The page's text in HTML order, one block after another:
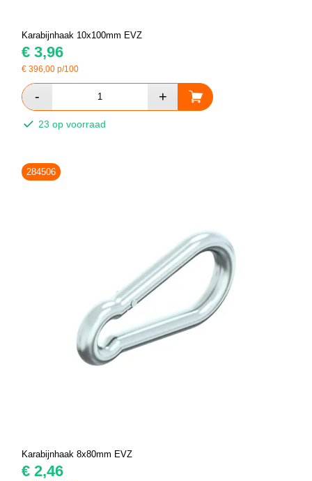
Karabijnhaak 10x100mm EVZ
€ 3,96
€396,00 p/100
23 op voorraad
284506
Karabijnhaak 8x80mm EVZ
€ 2,46